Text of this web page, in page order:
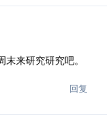
来研究研究吧。
回复